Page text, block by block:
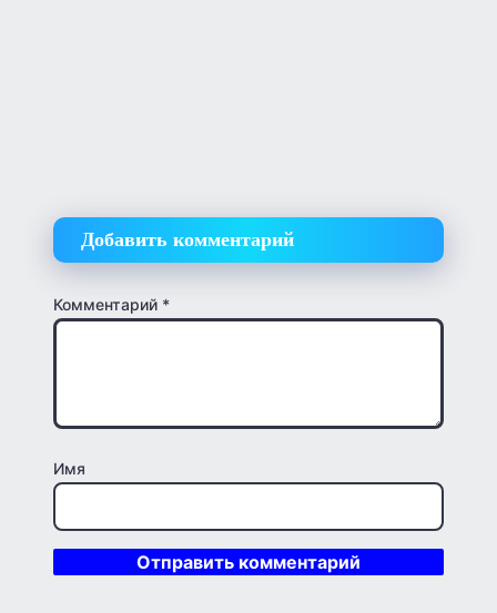
Добавить комментарий
Комментарий *
Имя